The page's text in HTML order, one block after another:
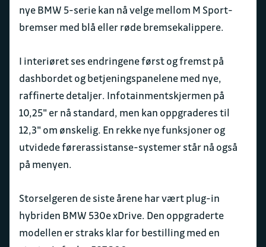
nye BMW 5-serie kan nå velge mellom M Sport-
bremser med blå eller røde bremsekalippere.
I interiøret ses endringene først og fremst på
dashbordet og betjeningspanelene med nye,
raffinerte detaljer. Infotainmentskjermen på
10,25" er nå standard, men kan oppgraderes til
12,3" om ønskelig. En rekke nye funksjoner og
utvidede førerassistanse-systemer står nå også
på menyen.
Storselgeren de siste årene har vært plug-in
hybriden BMW 530e xDrive. Den oppgraderte
modellen er straks klar for bestilling med en